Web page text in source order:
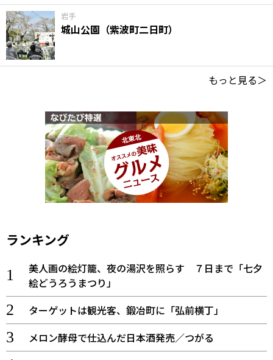
岩手
城山公園（紫波町二日町）
もっと見る＞
ランキング
美人画の絵灯籠、夜の湯沢を照らす ７日まで「七夕
絵どうろうまつり」
ターゲットは観光客、鍛冶町に「弘前横丁」
メロン酵母で仕込んだ日本酒発売／つがる